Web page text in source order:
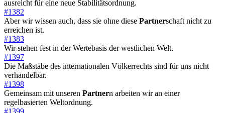
ausreicht für eine neue Stabilitätsordnung.
#1382
Aber wir wissen auch, dass sie ohne diese Partnerschaft nicht zu
erreichen ist.
#1383
Wir stehen fest in der Wertebasis der westlichen Welt.
#1397
Die Maßstäbe des internationalen Völkerrechts sind für uns nicht
verhandelbar.
#1398
Gemeinsam mit unseren Partnern arbeiten wir an einer
regelbasierten Weltordnung.
#1399